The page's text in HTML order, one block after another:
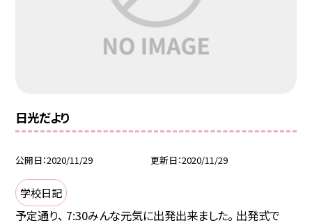
日光だより
公開日 2020/11/29 更新日 2020/11/29
学校日記
予定通り、 7:30みんな元気に出発出来ました。 出発式で